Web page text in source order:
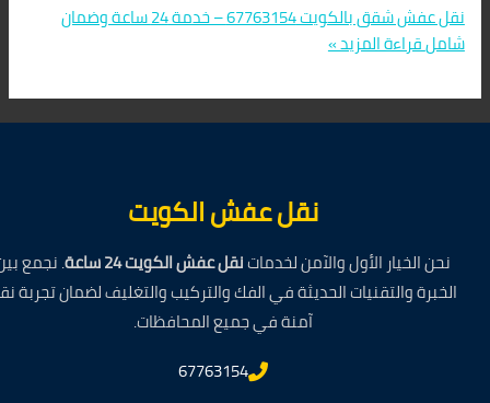
نقل عفش شقق بالكويت 67763154 – خدمة 24 ساعة وضمان
شاملقراءة المزيد »
نقل عفش الكويت
نحن الخيار الأول والآمن لخدماتنقل عفش الكويت 24 ساعة
. نجمع
الخبرة والتقنيات الحديثة في الفك والتركيب والتغليف لضمان تجربة
آمنة في جميع المحافظات.
67763154